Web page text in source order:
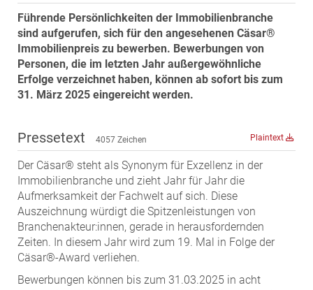
teamneunzehn
VÖPE Next
Verband Österreichischer Versicherungsmakler
Weinrauch Rechtsanwälte
WINEGG Realitäten
Media
Pressekontakt
Führende Persönlichkeiten der Immobilienbranche
sind aufgerufen, sich für den angesehenen Cäsar®
Immobilienpreis zu bewerben. Bewerbungen von
Personen, die im letzten Jahr außergewöhnliche
Erfolge verzeichnet haben, können ab sofort bis zum
31. März 2025 eingereicht werden.
Pressetext 4057 Zeichen Plaintext
Der Cäsar® steht als Synonym für Exzellenz in der
Immobilienbranche und zieht Jahr für Jahr die
Aufmerksamkeit der Fachwelt auf sich. Diese
Auszeichnung würdigt die Spitzenleistungen von
Branchenakteur:innen, gerade in herausfordernden
Zeiten. In diesem Jahr wird zum 19. Mal in Folge der
Cäsar®-Award verliehen.
Bewerbungen können bis zum 31.03.2025 in acht